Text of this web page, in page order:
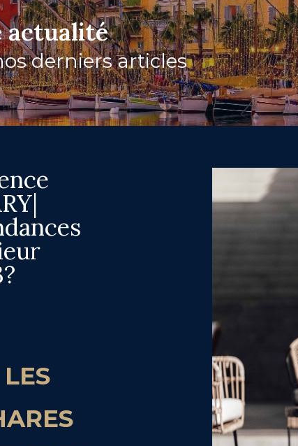
actualité
derniers articles